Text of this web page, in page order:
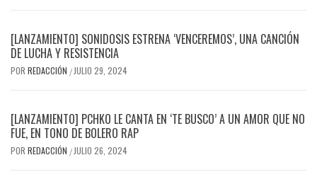
[LANZAMIENTO] SONIDOSIS ESTRENA ‘VENCEREMOS’, UNA CANCIÓN
DE LUCHA Y RESISTENCIA
POR REDACCIÓN / JULIO 29, 2024
[LANZAMIENTO] PCHKO LE CANTA EN ‘TE BUSCO’ A UN AMOR QUE NO
FUE, EN TONO DE BOLERO RAP
POR REDACCIÓN / JULIO 26, 2024